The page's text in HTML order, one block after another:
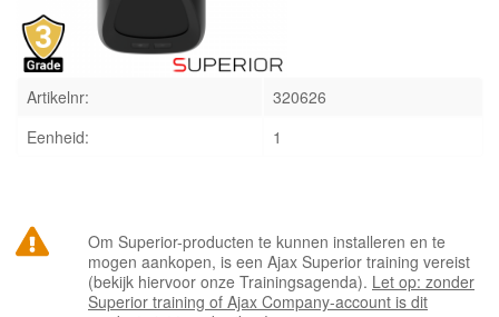
Artikelnr:
320626
Eenheid:
1
Om Superior-producten te kunnen installeren en te
mogen aankopen, is een Ajax Superior training vereist
(bekijk hiervoor onze Trainingsagenda). Let op: zonder
Superior training of Ajax Company-account is dit